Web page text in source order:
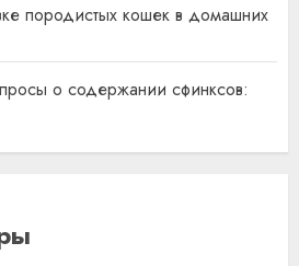
породистых кошек в домашних
о содержании сфинксов: